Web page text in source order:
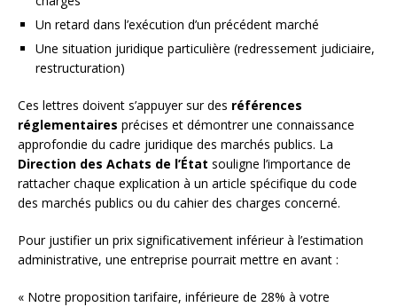
Un retard dans l’exécution d’un précédent marché
Une situation juridique particulière (redressement judiciaire,
restructuration)
Ces lettres doivent s’appuyer sur des références
réglementaires précises et démontrer une connaissance
approfondie du cadre juridique des marchés publics. La
Direction des Achats de l’État souligne l’importance de
rattacher chaque explication à un article spécifique du code
des marchés publics ou du cahier des charges concerné.
Pour justifier un prix significativement inférieur à l’estimation
administrative, une entreprise pourrait mettre en avant :
« Notre proposition tarifaire, inférieure de 28% à votre